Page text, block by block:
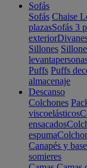
Sofás
Sofás Chaise
plazasSofás 3
exterior
Sillones
Puffs Puffs
almacenaje
Descanso
Colchones
viscoelásticos
ensacados
espuma
Canapés y
somieres